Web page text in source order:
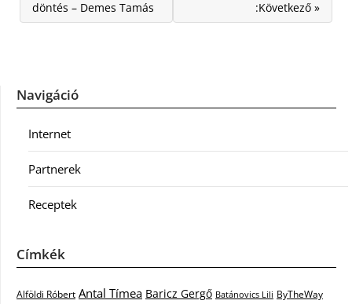
döntés – Demes Tamás
:Következő »
Navigáció
Internet
Partnerek
Receptek
Címkék
Alföldi Róbert Antal Tímea Baricz Gergő Batánovics Lili ByTheWay